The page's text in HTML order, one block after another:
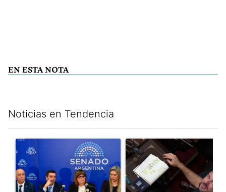
EN ESTA NOTA
Noticias en Tendencia
Un artículo de tendencia con el título "Ley de Tierras: ante el
Un artículo de tendencia con